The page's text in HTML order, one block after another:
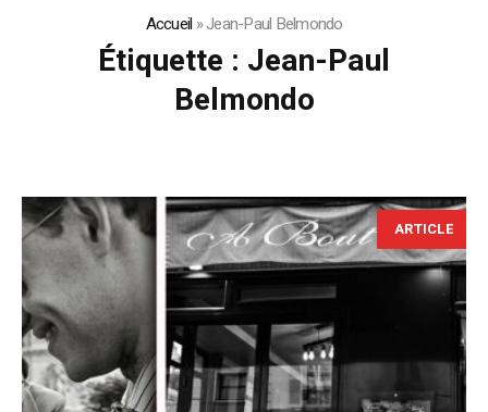
Accueil »Jean-Paul Belmondo
Étiquette : Jean-Paul
Belmondo
ARTICLE